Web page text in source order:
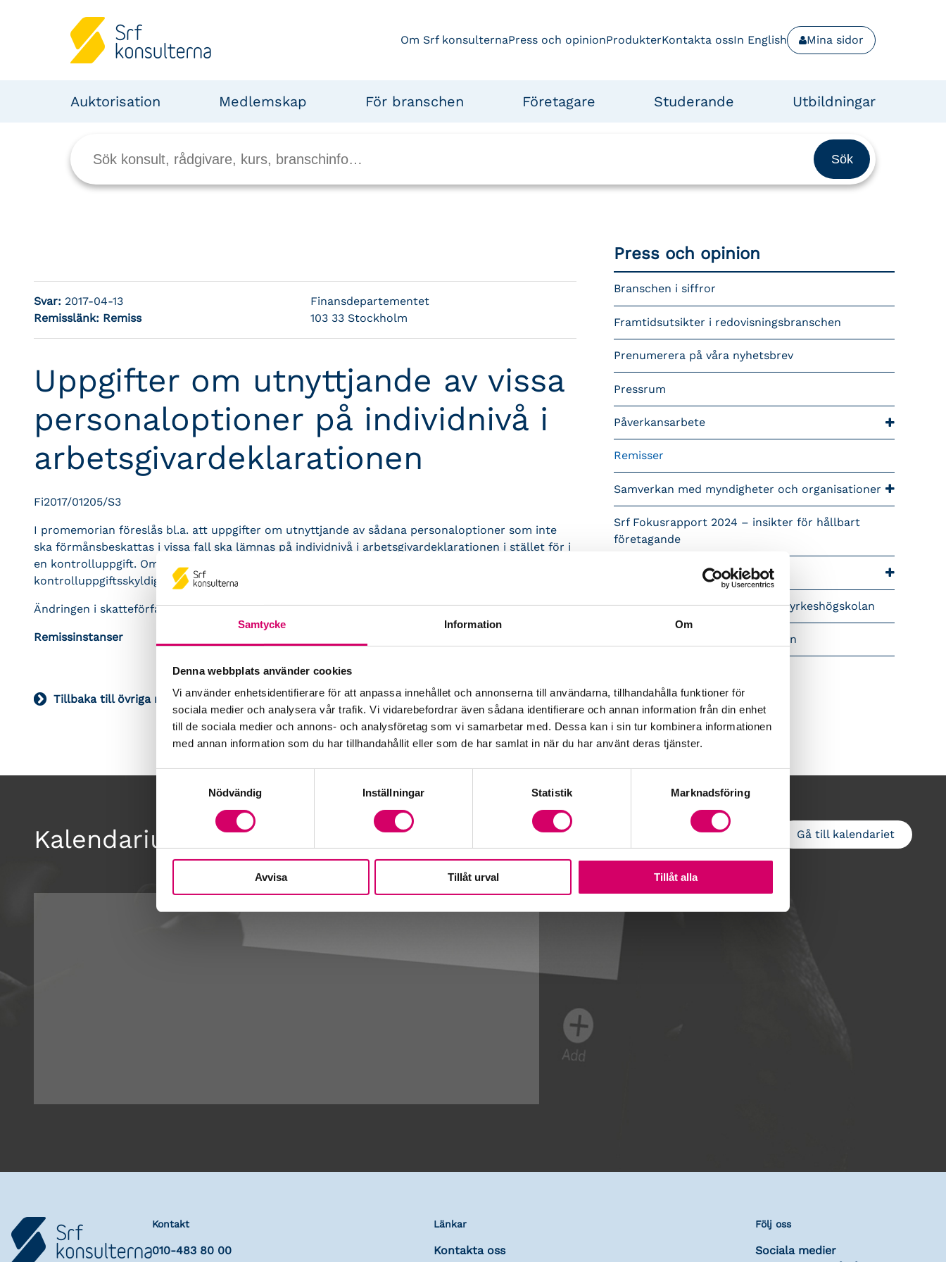
Samtycke Information Om
Denna webbplats använder cookies
Vi använder enhetsidentifierare för att anpassa innehållet och annonserna till användarna, tillhandahålla funktioner för
sociala medier och analysera vår trafik. Vi vidarebefordrar även sådana identifierare och annan information från din enhet
till de sociala medier och annons- och analysföretag som vi samarbetar med. Dessa kan i sin tur kombinera informationen
med annan information som du har tillhandahållit eller som de har samlat in när du har använt deras tjänster.
Samtyckesval
Nödvändig
Inställningar Statistik Marknadsföring
Avvisa Tillåt urval Tillåt alla
Om Srf konsulternaPress och opinionProdukterKontakta ossIn English Mina sidor
Auktorisation Medlemskap För branschen Företagare Studerande Utbildningar
Svar: 2017-04-13
Remisslänk: Remiss
Finansdepartementet
103 33 Stockholm
Uppgifter om utnyttjande av vissa
personaloptioner på individnivå i
arbetsgivardeklarationen
Fi2017/01205/S3
I promemorian föreslås bl.a. att uppgifter om utnyttjande av sådana personaloptioner som inte
ska förmånsbeskattas i vissa fall ska lämnas på individnivå i arbetsgivardeklarationen i stället för i
en kontrolluppgift. Om en sådan uppgift har redovisats eller skulle ha redovisats av den
kontrolluppgiftsskyldige i en arbetsgivardeklaration, ska någon kontroll-uppgift inte lämnas.
Ändringen i skatteförfarandelagen föreslås träda i kraft den 1 januari 2019.
Remissinstanser
Tillbaka till övriga remisser
Press och opinion
Branschen i siffror
Framtidsutsikter i redovisningsbranschen
Prenumerera på våra nyhetsbrev
Pressrum
Påverkansarbete
Remisser
Samverkan med myndigheter och organisationer
Srf Fokusrapport 2024 – insikter för hållbart
företagande
Våra nyhetskanaler
Öppet brev till Myndigheten för yrkeshögskolan
Framtidsutsikter i lönebranschen
Kalendarium Gå till kalendariet
Lägg till i kalender
Kontakt
010-483 80 00
Länkar
Kontakta oss
Följ oss
Sociala medier